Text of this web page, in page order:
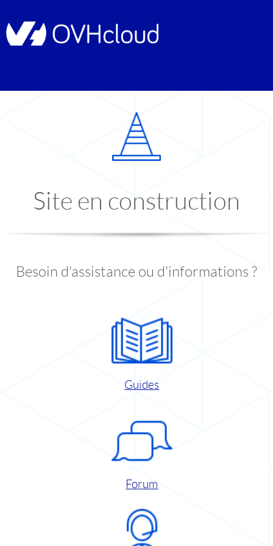
Site en construction
Besoin d'assistance ou d'informations ?
Guides
Forum